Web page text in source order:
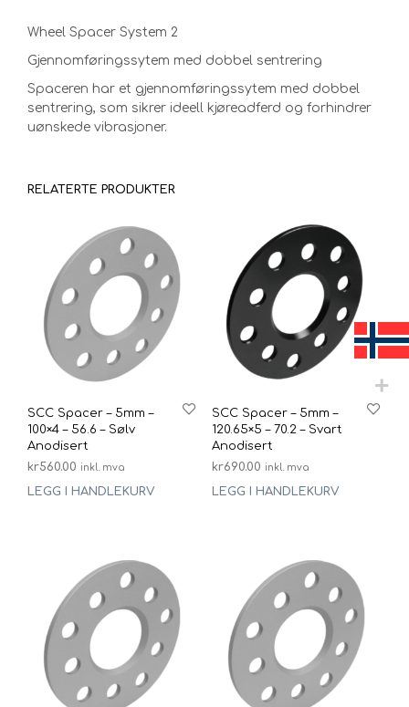
Wheel Spacer System 2
Gjennomføringssytem med dobbel sentrering
Spaceren har et gjennomføringssytem med dobbel
sentrering, som sikrer ideell kjøreadferd og forhindrer
uønskede vibrasjoner.
RELATERTE PRODUKTER
SCC Spacer – 5mm –
100×4 – 56.6 – Sølv
Anodisert
kr560.00 inkl. mva
LEGG I HANDLEKURV
SCC Spacer – 5mm –
120.65×5 – 70.2 – Svart
Anodisert
kr690.00 inkl. mva
LEGG I HANDLEKURV